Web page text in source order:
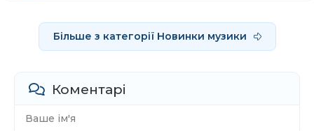
Більше з категорії Новинки музики
Коментарі